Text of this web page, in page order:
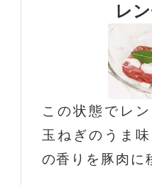
レ
この状態でレ
玉ねぎのうま
の香りを豚肉に